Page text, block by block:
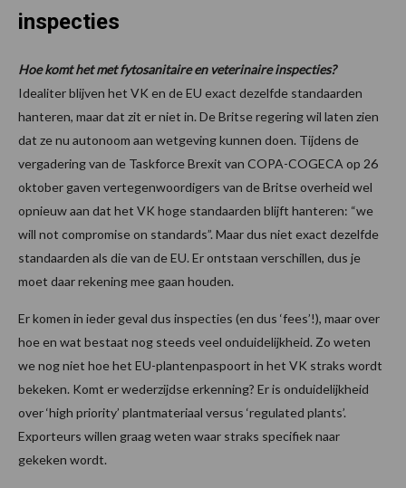
inspecties
Hoe komt het met fytosanitaire en veterinaire inspecties?
Idealiter blijven het VK en de EU exact dezelfde standaarden
hanteren, maar dat zit er niet in. De Britse regering wil laten zien
dat ze nu autonoom aan wetgeving kunnen doen. Tijdens de
vergadering van de Taskforce Brexit van COPA-COGECA op 26
oktober gaven vertegenwoordigers van de Britse overheid wel
opnieuw aan dat het VK hoge standaarden blijft hanteren: “we
will not compromise on standards”. Maar dus niet exact dezelfde
standaarden als die van de EU. Er ontstaan verschillen, dus je
moet daar rekening mee gaan houden.
Er komen in ieder geval dus inspecties (en dus ‘fees’!), maar over
hoe en wat bestaat nog steeds veel onduidelijkheid. Zo weten
we nog niet hoe het EU-plantenpaspoort in het VK straks wordt
bekeken. Komt er wederzijdse erkenning? Er is onduidelijkheid
over ‘high priority’ plantmateriaal versus ‘regulated plants’.
Exporteurs willen graag weten waar straks specifiek naar
gekeken wordt.